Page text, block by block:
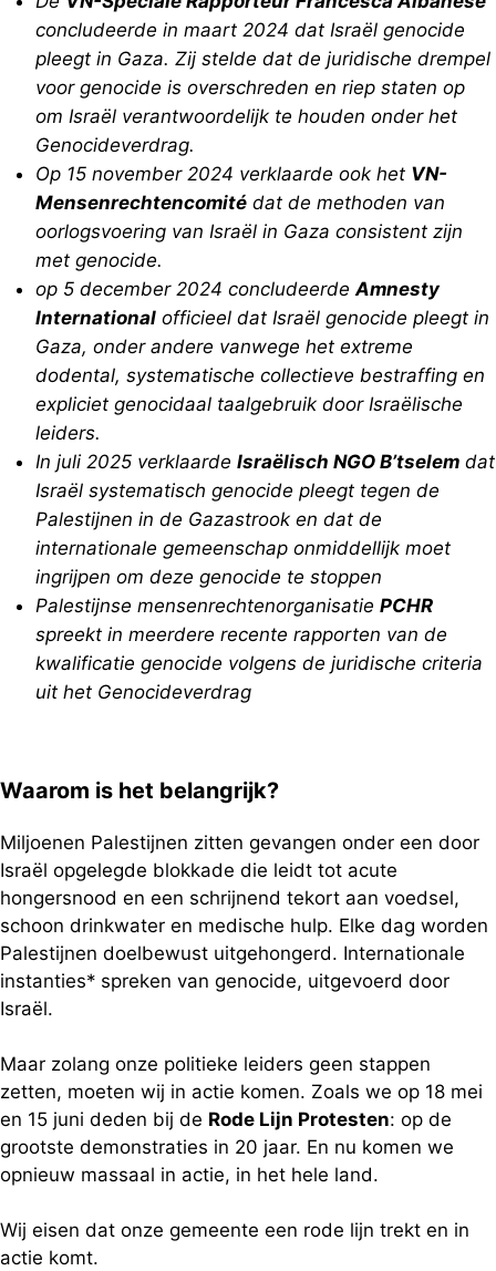
concludeerde in maart 2024 dat Israël genocide
pleegt in Gaza. Zij stelde dat de juridische drempel
voor genocide is overschreden en riep staten op
om Israël verantwoordelijk te houden onder het
Genocideverdrag.
Op 15 november 2024 verklaarde ook het VN-
Mensenrechtencomité dat de methoden van
oorlogsvoering van Israël in Gaza consistent zijn
met genocide.
op 5 december 2024 concludeerdeAmnesty
International officieel dat Israël genocide pleegt in
Gaza, onder andere vanwege het extreme
dodental, systematische collectieve bestraffing en
expliciet genocidaal taalgebruik door Israëlische
leiders.
In juli 2025 verklaarde Israëlisch NGO B’tselem dat
Israël systematisch genocide pleegt tegen de
Palestijnen in de Gazastrook en dat de
internationale gemeenschap onmiddellijk moet
ingrijpen om deze genocide te stoppen
Palestijnse mensenrechtenorganisatie PCHR
spreekt in meerdere recente rapporten van de
kwalificatie genocide volgens de juridische criteria
uit het Genocideverdrag
Waarom is het belangrijk?
Miljoenen Palestijnen zitten gevangen onder een door
Israël opgelegde blokkade die leidt tot acute
hongersnood en een schrijnend tekort aan voedsel,
schoon drinkwater en medische hulp. Elke dag worden
Palestijnen doelbewust uitgehongerd. Internationale
instanties* spreken van genocide, uitgevoerd door
Israël.
Maar zolang onze politieke leiders geen stappen
zetten, moeten wij in actie komen. Zoals we op 18 mei
en 15 juni deden bij de Rode Lijn Protesten: op de
grootste demonstraties in 20 jaar. En nu komen we
opnieuw massaal in actie, in het hele land.
Wij eisen dat onze gemeente een rode lijn trekt en in
actie komt.